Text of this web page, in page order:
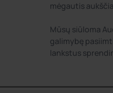
mėgautis
Mūsų siūloma
galimybę
lankstus